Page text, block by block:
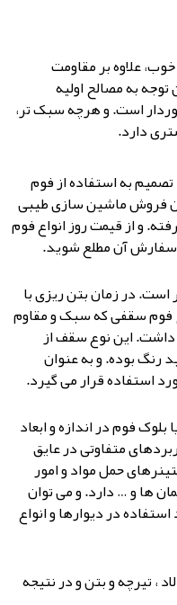
علاوه بر مقاومت
به مصالح اولیه
است. و هرچه سبک تر،
دارد.
به استفاده از فوم
فروش ماشین سازی طیبی
و از قیمت روز انواع فوم
آن مطلع شوید.
در زمان بتن ریزی با
فوم سقفی که سبک و مقاوم
این نوع سقف از
رنگ بوده. و به عنوان
استفاده قرار می گیرد.
فوم در اندازه و ابعاد
متفاوتی در عایق
حمل مواد و امور
ها و … دارد. و می توان
در دیوارها و انواع
، تیرچه و بتن و در نتیجه